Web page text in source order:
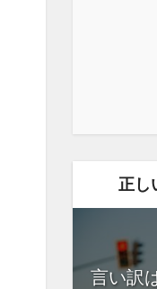
正し
言い訳